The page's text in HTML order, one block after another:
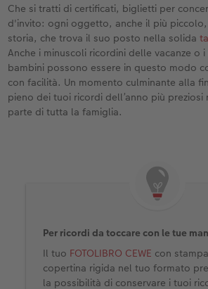
Che si tratti di certificati, biglietti per
d'invito: ogni oggetto, anche il più piccolo,
storia, che trova il suo posto nella solida
Anche i minuscoli ricordini delle vacanze o
bambini possono essere in questo modo
con facilità. Un momento culminante alla
pieno dei tuoi ricordi dell’anno più
parte di tutta la famiglia.
Per ricordi da toccare con le tue
Il tuo FOTOLIBRO CEWE con
copertina rigida nel tuo formato
la possibilità di conservare i tuoi